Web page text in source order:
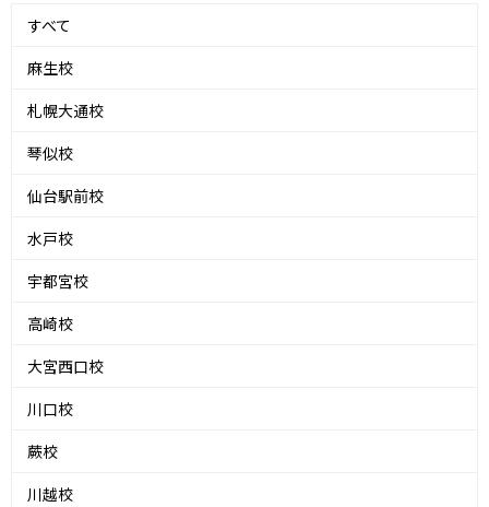
すべて
麻生校
札幌大通校
琴似校
仙台駅前校
水戸校
宇都宮校
高崎校
大宮西口校
川口校
蕨校
川越校